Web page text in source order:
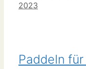
2023
Paddeln